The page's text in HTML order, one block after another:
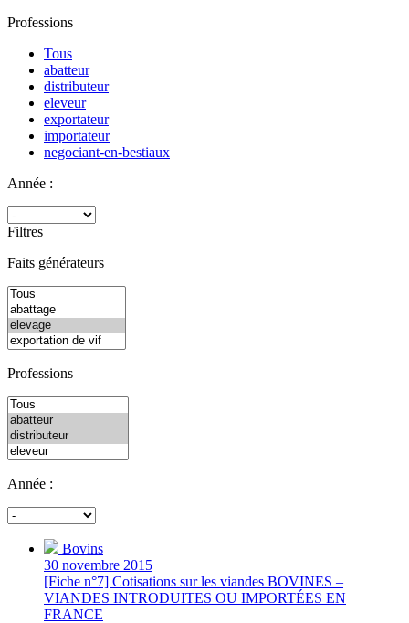
Professions
Tous
abatteur
distributeur
eleveur
exportateur
importateur
negociant-en-bestiaux
Année :
Filtres
Faits générateurs
Professions
Année :
Bovins
30 novembre 2015
[Fiche n°7] Cotisations sur les viandes BOVINES –
VIANDES INTRODUITES OU IMPORTÉES EN
FRANCE